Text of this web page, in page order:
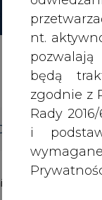
nt.
będą
zgodnie z
Rady
i
strategia